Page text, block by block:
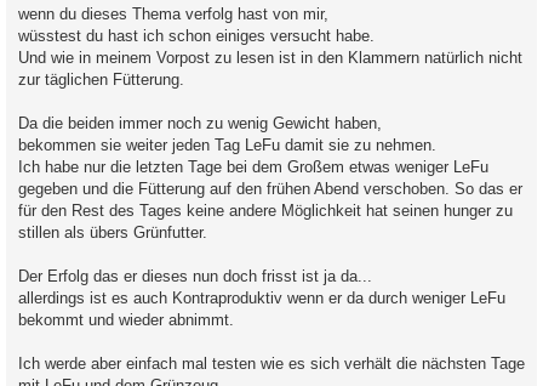
wenn du dieses Thema verfolg hast von mir,
wüsstest du hast ich schon einiges versucht habe.
Und wie in meinem Vorpost zu lesen ist in den Klammern natürlich nicht
zur täglichen Fütterung.
Da die beiden immer noch zu wenig Gewicht haben,
bekommen sie weiter jeden Tag LeFu damit sie zu nehmen.
Ich habe nur die letzten Tage bei dem Großem etwas weniger LeFu
gegeben und die Fütterung auf den frühen Abend verschoben. So das er
für den Rest des Tages keine andere Möglichkeit hat seinen hunger zu
stillen als übers Grünfutter.
Der Erfolg das er dieses nun doch frisst ist ja da...
allerdings ist es auch Kontraproduktiv wenn er da durch weniger LeFu
bekommt und wieder abnimmt.
Ich werde aber einfach mal testen wie es sich verhält die nächsten Tage